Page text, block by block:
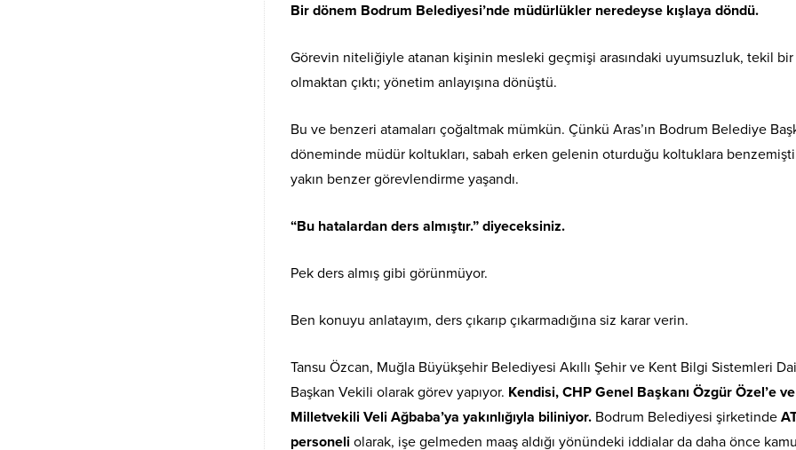
Bir dönem Bodrum Belediyesi’nde müdürlükler neredeyse kışlaya döndü.
Görevin niteliğiyle atanan kişinin mesleki geçmişi arasındaki uyumsuzluk, tekil
olmaktan çıktı; yönetim anlayışına dönüştü.
Bu ve benzeri atamaları çoğaltmak mümkün. Çünkü Aras’ın Bodrum Belediye
döneminde müdür koltukları, sabah erken gelenin oturduğu koltuklara
yakın benzer görevlendirme yaşandı.
“Bu hatalardan ders almıştır.” diyeceksiniz.
Pek ders almış gibi görünmüyor.
Ben konuyu anlatayım, ders çıkarıp çıkarmadığına siz karar verin.
Tansu Özcan, Muğla Büyükşehir Belediyesi Akıllı Şehir ve Kent Bilgi Sistemleri
Başkan Vekili olarak görev yapıyor. Kendisi, CHP Genel Başkanı Özgür Özel’e ve
Milletvekili Veli Ağbaba’ya yakınlığıyla biliniyor. Bodrum Belediyesi şirketinde
personeli olarak, işe gelmeden maaş aldığı yönündeki iddialar da daha önce